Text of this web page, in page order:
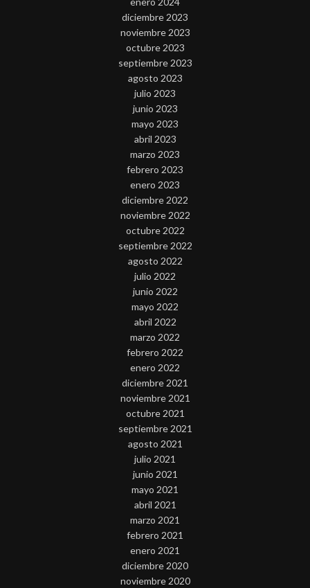
diciembre 2023
noviembre 2023
octubre 2023
septiembre 2023
agosto 2023
julio 2023
junio 2023
mayo 2023
abril 2023
marzo 2023
febrero 2023
enero 2023
diciembre 2022
noviembre 2022
octubre 2022
septiembre 2022
agosto 2022
julio 2022
junio 2022
mayo 2022
abril 2022
marzo 2022
febrero 2022
enero 2022
diciembre 2021
noviembre 2021
octubre 2021
septiembre 2021
agosto 2021
julio 2021
junio 2021
mayo 2021
abril 2021
marzo 2021
febrero 2021
enero 2021
diciembre 2020
noviembre 2020